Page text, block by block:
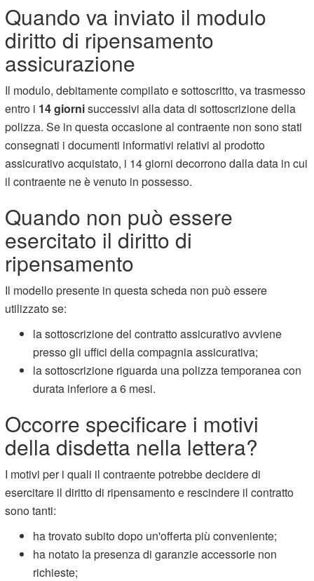
Quando va inviato il modulo
diritto di ripensamento
assicurazione
Il modulo, debitamente compilato e sottoscritto, va trasmesso
entro i 14 giornisuccessivi alla data di sottoscrizione della
polizza. Se in questa occasione al contraente non sono stati
consegnati i documenti informativi relativi al prodotto
assicurativo acquistato, i 14 giorni decorrono dalla data in cui
il contraente ne è venuto in possesso.
Quando non può essere
esercitato il diritto di
ripensamento
Il modello presente in questa scheda non può essere
utilizzato se:
la sottoscrizione del contratto assicurativo avviene
presso gli uffici della compagnia assicurativa;
la sottoscrizione riguarda una polizza temporanea con
durata inferiore a 6 mesi.
Occorre specificare i motivi
della disdetta nella lettera?
I motivi per i quali il contraente potrebbe decidere di
esercitare il diritto di ripensamento e rescindere il contratto
sono tanti:
ha trovato subito dopo un'offerta più conveniente;
ha notato la presenza di garanzie accessorie non
richieste;